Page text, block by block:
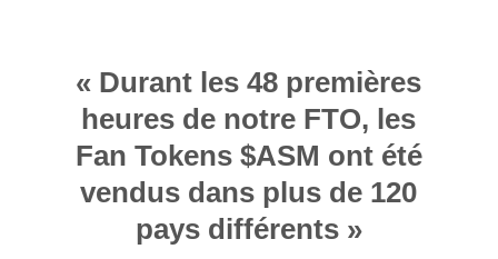
« Durant les 48 premières
heures de notre FTO, les
Fan Tokens $ASM ont été
vendus dans plus de 120
pays différents »